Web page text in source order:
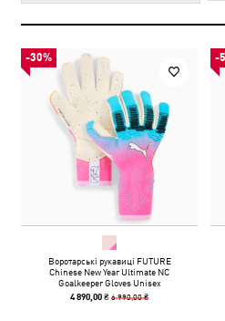
-30%
Воротарські рукавиці FUTURE
Chinese New Year Ultimate NC
Goalkeeper Gloves Unisex
4 890,00 ₴6 990,00 ₴
-